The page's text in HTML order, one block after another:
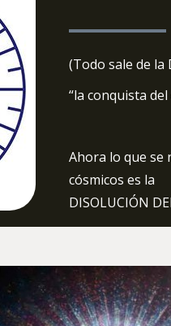
(Todo sale de la
“la conquista
Ahora lo que se
cósmicos es la
DISOLUCIÓN